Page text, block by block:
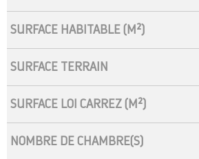
SURFACE HABITABLE (M²)
SURFACE TERRAIN
SURFACE LOI CARREZ (M²)
NOMBRE DE CHAMBRE(S)